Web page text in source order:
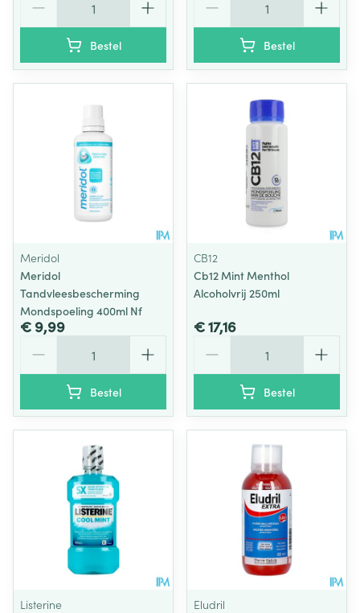
Bestel Bestel
Meridol
Meridol
Tandvleesbescherming
Mondspoeling 400ml Nf
€ 9,99
Bestel
CB12
Cb12 Mint Menthol
Alcoholvrij 250ml
€ 17,16
Bestel
Listerine
Eludril